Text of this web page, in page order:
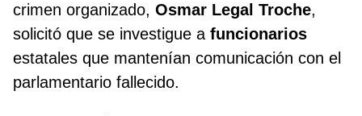
crimen organizado, Osmar Legal Troche,
solicitó que se investigue a funcionarios
estatales que mantenían comunicación con el
parlamentario fallecido.